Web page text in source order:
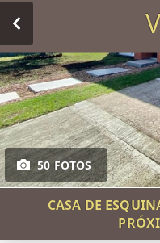
50 FOTOS
CASA DE